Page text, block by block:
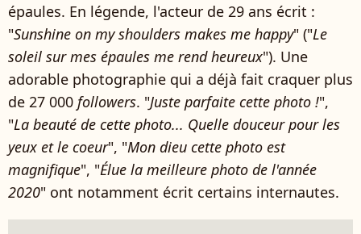
épaules. En légende, l'acteur de 29 ans écrit :
"Sunshine on my shoulders makes me happy" ("Le
soleil sur mes épaules me rend heureux"). Une
adorable photographie qui a déjà fait craquer plus
de 27 000 followers. "Juste parfaite cette photo !",
"La beauté de cette photo... Quelle douceur pour les
yeux et le coeur", "Mon dieu cette photo est
magnifique", "Élue la meilleure photo de l'année
2020" ont notamment écrit certains internautes.